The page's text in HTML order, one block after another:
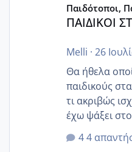
Παιδότοποι,
ΠΑΙΔΙΚΟΙ
Melli · 26
Θα ήθελα
παιδικούς
τι ακριβώς
έχω ψάξει
ότι το
δίδακτρα και
4